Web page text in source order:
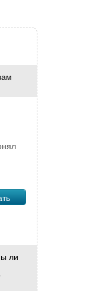
ли